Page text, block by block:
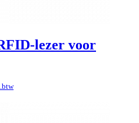
lezer voor